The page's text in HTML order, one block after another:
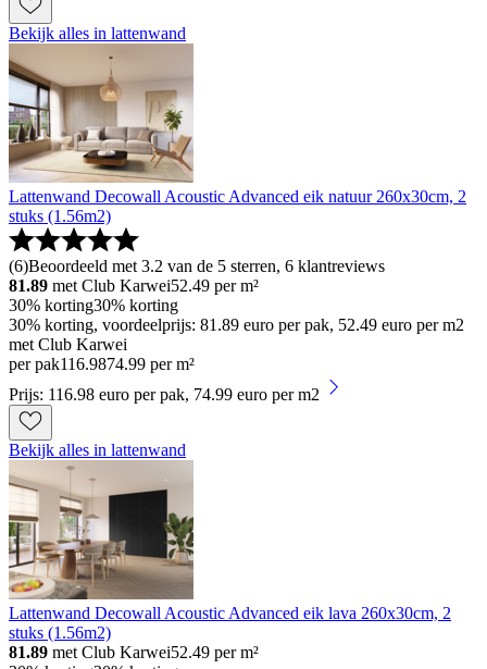
Bekijk alles in lattenwand
Lattenwand Decowall Acoustic Advanced eik natuur 260x30cm, 2
stuks (1.56m2)
(6)Beoordeeld met 3.2 van de 5 sterren, 6 klantreviews
81.89 met Club Karwei52.49 per m²
30% korting30% korting
30% korting, voordeelprijs: 81.89 euro per pak, 52.49 euro per m2
met Club Karwei
per pak116.9874.99 per m²
Prijs: 116.98 euro per pak, 74.99 euro per m2
Bekijk alles in lattenwand
Lattenwand Decowall Acoustic Advanced eik lava 260x30cm, 2
stuks (1.56m2)
81.89 met Club Karwei52.49 per m²